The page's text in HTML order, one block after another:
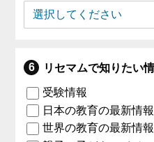
リセマムで知りたい
受験情報
日本の教育の最新情報
世界の教育の最新情報